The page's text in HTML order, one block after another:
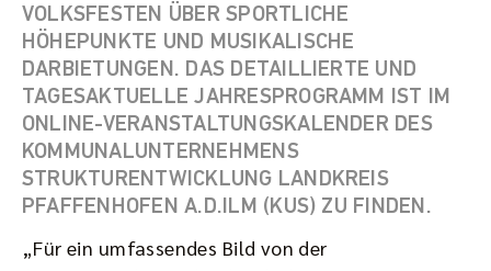
OLKSFESTEN ÜBER SPORTLICHE H
ÖHEPUNKTE UND MUSIKALISCHE D
ARBIETUNGEN. DAS DETAILLIERTE UND T
AGESAKTUELLE JAHRESPROGRAMM IST IM O
NLINE-VERANSTALTUNGSKALENDER DES K
OMMUNALUNTERNEHMENS S
TRUKTURENTWICKLUNG LANDKREIS P
FAFFENHOFEN A.D.ILM (KUS) ZU FINDEN.
„Für ein umfassendes Bild von der